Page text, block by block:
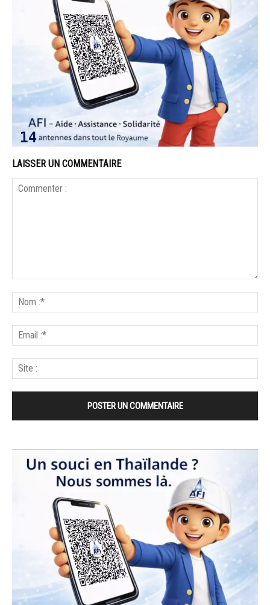
LAISSER UN COMMENTAIRE